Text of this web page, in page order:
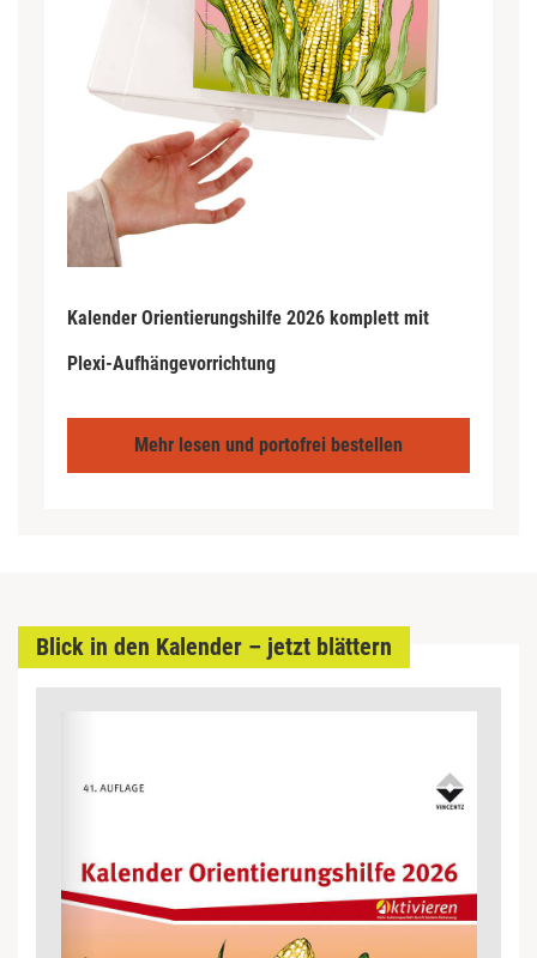
Kalender Orientierungshilfe 2026 komplett mit
Plexi-Aufhängevorrichtung
Mehr lesen und portofrei bestellen
Blick in den Kalender – jetzt blättern